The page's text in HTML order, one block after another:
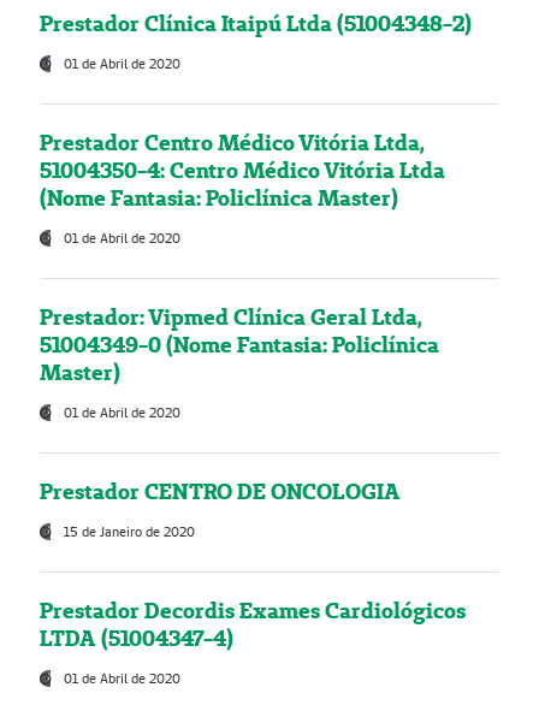
Prestador Clínica Itaipú Ltda (51004348-2)
01 de Abril de 2020
Prestador Centro Médico Vitória Ltda,
51004350-4: Centro Médico Vitória Ltda
(Nome Fantasia: Policlínica Master)
01 de Abril de 2020
Prestador: Vipmed Clínica Geral Ltda,
51004349-0 (Nome Fantasia: Policlínica
Master)
01 de Abril de 2020
Prestador CENTRO DE ONCOLOGIA
15 de Janeiro de 2020
Prestador Decordis Exames Cardiológicos
LTDA (51004347-4)
01 de Abril de 2020